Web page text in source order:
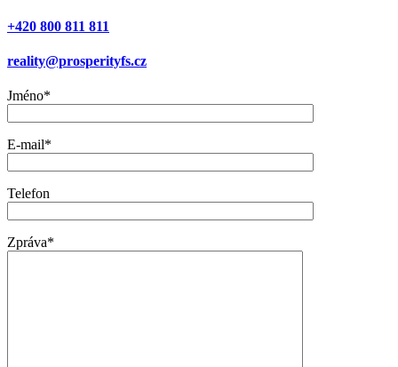
+420 800 811 811
reality@prosperityfs.cz
Jméno*
E-mail*
Telefon
Zpráva*